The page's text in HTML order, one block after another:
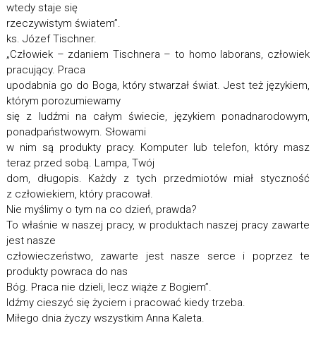
wtedy staje się
rzeczywistym światem”.
ks. Józef Tischner.
„Człowiek – zdaniem Tischnera – to homo laborans, człowiek
pracujący. Praca
upodabnia go do Boga, który stwarzał świat. Jest też językiem,
którym porozumiewamy
się z ludźmi na całym świecie, językiem ponadnarodowym,
ponadpaństwowym. Słowami
w nim są produkty pracy. Komputer lub telefon, który masz
teraz przed sobą. Lampa, Twój
dom, długopis. Każdy z tych przedmiotów miał styczność
z człowiekiem, który pracował.
Nie myślimy o tym na co dzień, prawda?
To właśnie w naszej pracy, w produktach naszej pracy zawarte
jest nasze
człowieczeństwo, zawarte jest nasze serce i poprzez te
produkty powraca do nas
Bóg. Praca nie dzieli, lecz wiąże z Bogiem”.
Idźmy cieszyć się życiem i pracować kiedy trzeba.
Miłego dnia życzy wszystkim Anna Kaleta.